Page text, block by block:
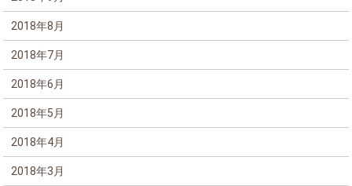
2018年8月
2018年7月
2018年6月
2018年5月
2018年4月
2018年3月